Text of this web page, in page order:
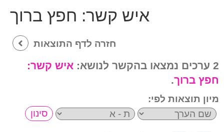
איש קשר: חפץ ברוך
חזרה לדף התוצאות
2 ערכים נמצאו בהקשר לנושא:
איש קשר:
חפץ ברוך.
מיון תוצאות לפי: